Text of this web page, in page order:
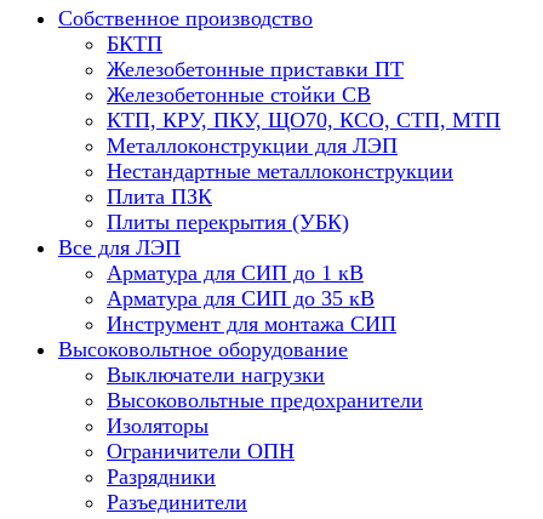
Собственное производство
БКТП
Железобетонные приставки ПТ
Железобетонные стойки СВ
КТП, КРУ, ПКУ, ЩО70, КСО, СТП, МТП
Металлоконструкции для ЛЭП
Нестандартные металлоконструкции
Плита ПЗК
Плиты перекрытия (УБК)
Все для ЛЭП
Арматура для СИП до 1 кВ
Арматура для СИП до 35 кВ
Инструмент для монтажа СИП
Высоковольтное оборудование
Выключатели нагрузки
Высоковольтные предохранители
Изоляторы
Ограничители ОПН
Разрядники
Разъединители